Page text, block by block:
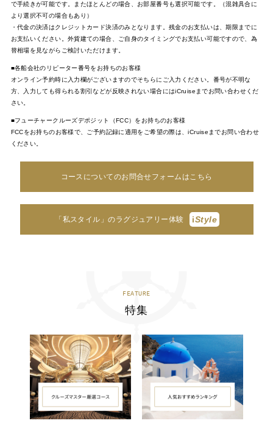
で手続きが可能です。またほとんどの場合、お部屋番号も選択可能です。（混雑具合に
より選択不可の場合もあり）
・代金の決済はクレジットカード決済のみとなります。残金のお支払いは、期限までに
お支払いください。外貨建ての場合、ご自身のタイミングでお支払い可能ですので、為
替相場を見ながらご検討いただけます。
■各船会社のリピーター番号をお持ちのお客様
オンライン予約時に入力欄がございますのでそちらにご入力ください。番号が不明な
方、入力しても得られる割引などが反映されない場合にはiCruiseまでお問い合わせくだ
さい。
■フューチャークルーズデポジット（FCC）をお持ちのお客様
FCCをお持ちのお客様で、ご予約記録に適用をご希望の際は、iCruiseまでお問い合わせ
ください。
コースについてのお問合せフォームはこちら
「私スタイル」のラグジュアリー体験 iStyle
FEATURE
特集